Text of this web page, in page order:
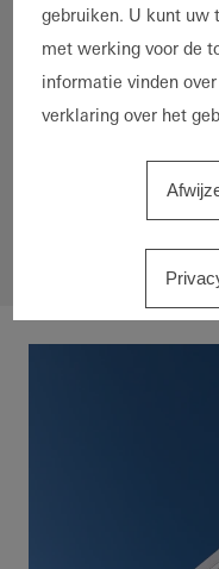
Brandwering- en
Materiaal
Aluminium
gebruiken. U kunt uw
met werking voor de
informatie vinden
verklaring over het